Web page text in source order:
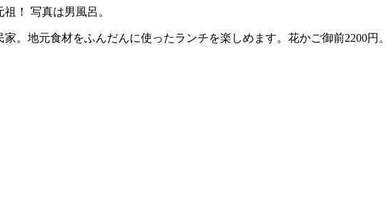
！ 写真は男風呂。
。地元食材をふんだんに使ったランチを楽しめます。花かご御前2200円。